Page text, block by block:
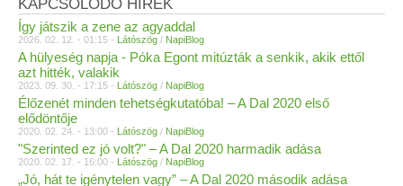
KAPCSOLÓDÓ HÍREK
Így játszik a zene az agyaddal
2026. 02. 12. - 01:15 - Látószög / NapiBlog
A hülyeség napja - Póka Egont mitúzták a senkik, akik ettől
azt hitték, valakik
2023. 09. 30. - 17:15 - Látószög / NapiBlog
Élőzenét minden tehetségkutatóba! – A Dal 2020 első
elődöntője
2020. 02. 24. - 13:00 - Látószög / NapiBlog
"Szerinted ez jó volt?" – A Dal 2020 harmadik adása
2020. 02. 17. - 16:00 - Látószög / NapiBlog
„Jó, hát te igénytelen vagy” – A Dal 2020 második adása